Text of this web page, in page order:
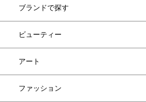
ブランドで探す
ビューティー
アート
ファッション